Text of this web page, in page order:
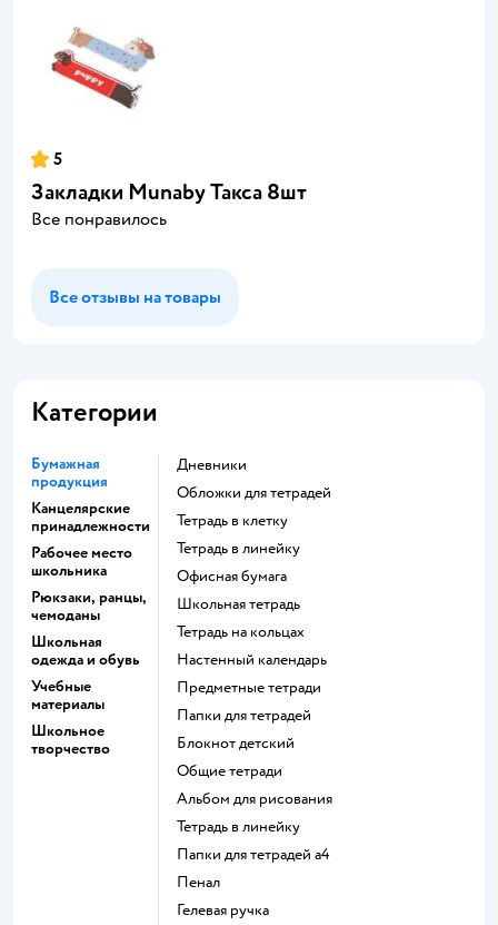
5
Закладки Munaby Такса 8шт
Все понравилось
Все отзывы на товары
Категории
Бумажная
продукция
Канцелярские
принадлежности
Рабочее место
школьника
Рюкзаки, ранцы,
чемоданы
Школьная
одежда и обувь
Учебные
материалы
Школьное
творчество
Дневники
Обложки для тетрадей
Тетрадь в клетку
Тетрадь в линейку
Офисная бумага
Школьная тетрадь
Тетрадь на кольцах
Настенный календарь
Предметные тетради
Папки для тетрадей
Блокнот детский
Общие тетради
Альбом для рисования
Тетрадь в линейку
Папки для тетрадей а4
Пенал
Гелевая ручка